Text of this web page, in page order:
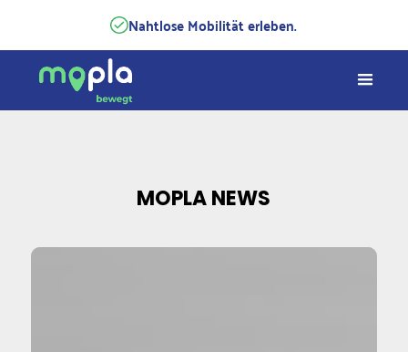
Nahtlose Mobilität erleben.
Slide 2 of 4.
MOPLA NEWS